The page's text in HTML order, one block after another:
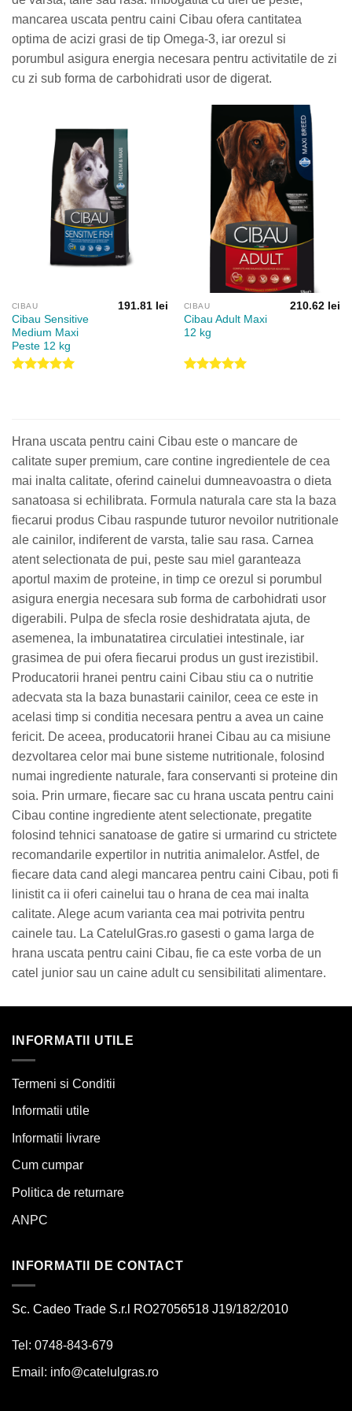
mancarea uscata pentru caini Cibau ofera cantitatea
optima de acizi grasi de tip Omega-3, iar orezul si
porumbul asigura energia necesara pentru activitatile de zi
cu zi sub forma de carbohidrati usor de digerat.
CIBAU
Cibau Sensitive
Medium Maxi
Peste 12 kg
191.81 lei CIBAU
Cibau Adult Maxi
12 kg
210.62 lei
Hrana uscata pentru caini Cibau este o mancare de
calitate super premium, care contine ingredientele de cea
mai inalta calitate, oferind cainelui dumneavoastra o dieta
sanatoasa si echilibrata. Formula naturala care sta la baza
fiecarui produs Cibau raspunde tuturor nevoilor nutritionale
ale cainilor, indiferent de varsta, talie sau rasa. Carnea
atent selectionata de pui, peste sau miel garanteaza
aportul maxim de proteine, in timp ce orezul si porumbul
asigura energia necesara sub forma de carbohidrati usor
digerabili. Pulpa de sfecla rosie deshidratata ajuta, de
asemenea, la imbunatatirea circulatiei intestinale, iar
grasimea de pui ofera fiecarui produs un gust irezistibil.
Producatorii hranei pentru caini Cibau stiu ca o nutritie
adecvata sta la baza bunastarii cainilor, ceea ce este in
acelasi timp si conditia necesara pentru a avea un caine
fericit. De aceea, producatorii hranei Cibau au ca misiune
dezvoltarea celor mai bune sisteme nutritionale, folosind
numai ingrediente naturale, fara conservanti si proteine din
soia. Prin urmare, fiecare sac cu hrana uscata pentru caini
Cibau contine ingrediente atent selectionate, pregatite
folosind tehnici sanatoase de gatire si urmarind cu strictete
recomandarile expertilor in nutritia animalelor. Astfel, de
fiecare data cand alegi mancarea pentru caini Cibau, poti fi
linistit ca ii oferi cainelui tau o hrana de cea mai inalta
calitate. Alege acum varianta cea mai potrivita pentru
cainele tau. La CatelulGras.ro gasesti o gama larga de
hrana uscata pentru caini Cibau, fie ca este vorba de un
catel junior sau un caine adult cu sensibilitati alimentare.
INFORMATII UTILE
Termeni si Conditii
Informatii utile
Informatii livrare
Cum cumpar
Politica de returnare
ANPC
INFORMATII DE CONTACT
Sc. Cadeo Trade S.r.l RO27056518 J19/182/2010
Tel: 0748-843-679
Email: info@catelulgras.ro